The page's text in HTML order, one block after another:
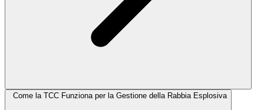
Come la TCC Funziona per la Gestione della Rabbia Esplosiva